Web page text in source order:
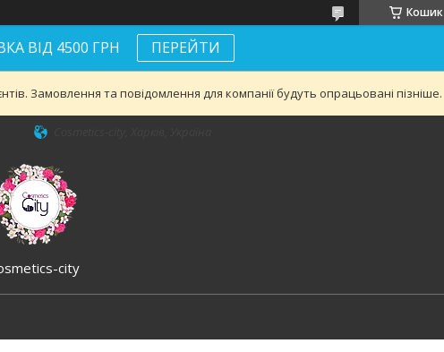
Кошик
ВІД 4500 ГРН ПЕРЕЙТИ
Замовлення та повідомлення для компанії будуть опрацьовані пізніше.
city